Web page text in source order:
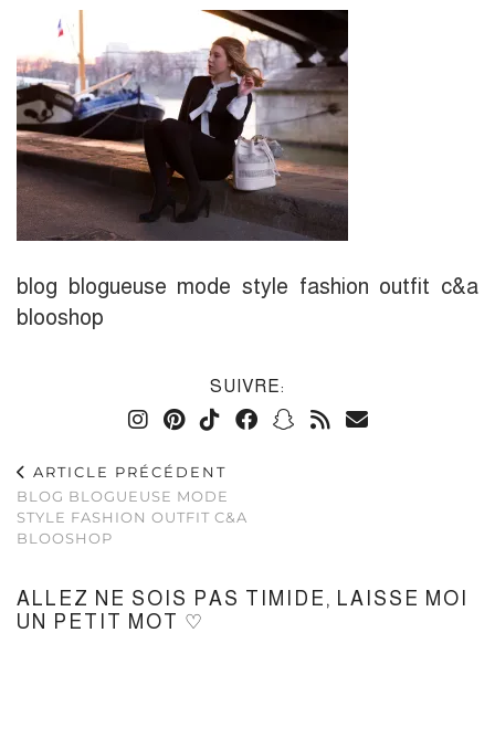
blog blogueuse mode style fashion outfit c&a
blooshop
SUIVRE:
ARTICLE PRÉCÉDENT
BLOG BLOGUEUSE MODE
STYLE FASHION OUTFIT C&A
BLOOSHOP
ALLEZ NE SOIS PAS TIMIDE, LAISSE MOI
UN PETIT MOT ♡